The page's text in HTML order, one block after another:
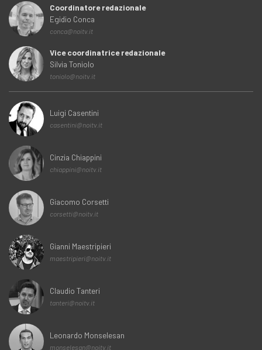
Coordinatore redazionale
Egidio Conca
conca@noitv.it
Vice coordinatrice redazionale
Silvia Toniolo
toniolo@noitv.it
Luigi Casentini
casentini@noitv.it
Cinzia Chiappini
chiappini@noitv.it
Giacomo Corsetti
corsetti@noitv.it
Gianni Maestripieri
maestripieri@noitv.it
Claudio Tanteri
tanteri@noitv.it
Leonardo Monselesan
monselesan@noitv.it